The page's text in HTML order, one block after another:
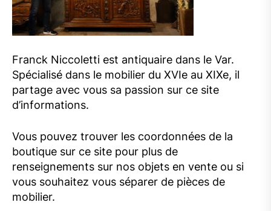
Franck Niccoletti est antiquaire dans le Var.
Spécialisé dans le mobilier du XVIe au XIXe, il
partage avec vous sa passion sur ce site
d’informations.
Vous pouvez trouver les coordonnées de la
boutique sur ce site pour plus de
renseignements sur nos objets en vente ou si
vous souhaitez vous séparer de pièces de
mobilier.